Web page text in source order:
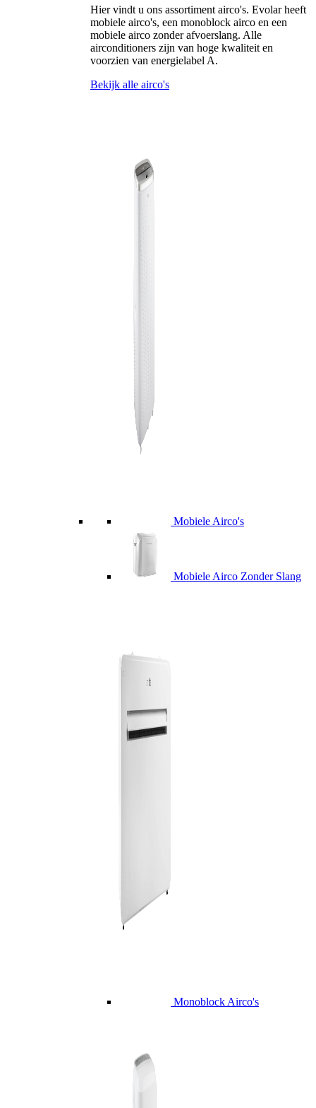
Hier vindt u ons assortiment airco's. Evolar heeft
mobiele airco's, een monoblock airco en een
mobiele airco zonder afvoerslang. Alle
airconditioners zijn van hoge kwaliteit en
voorzien van energielabel A.
Bekijk alle airco's
Mobiele Airco's
Mobiele Airco Zonder Slang
Monoblock Airco's